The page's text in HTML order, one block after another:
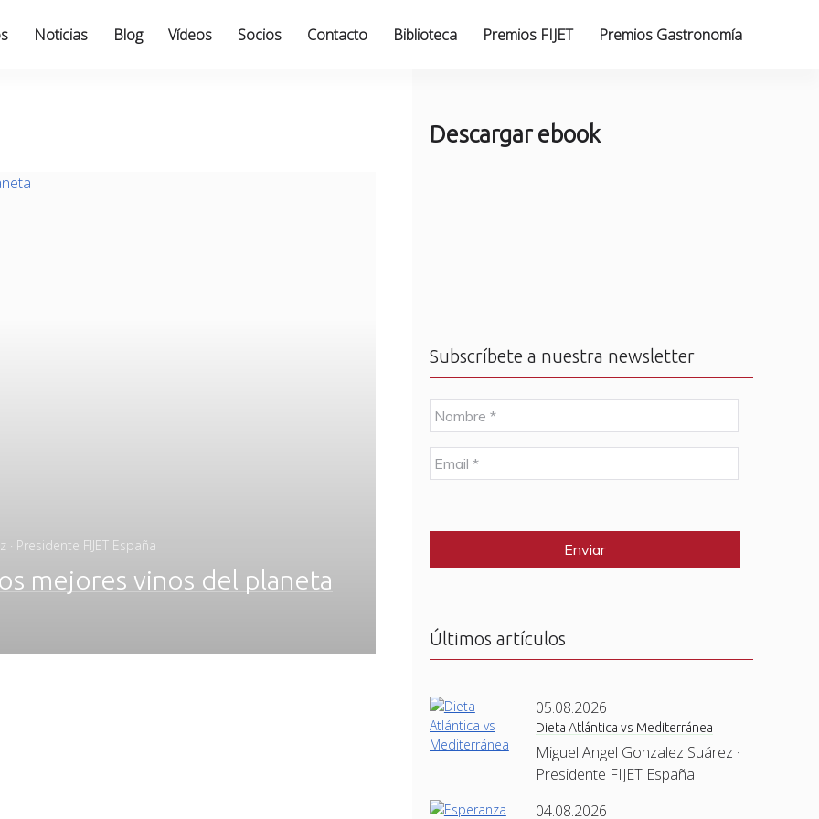
Noticias Blog Vídeos Socios Contacto Biblioteca Premios FIJET Premios Gastronomía
Presidente FIJET España
mejores vinos del planeta
Descargar ebook
Subscríbete a nuestra newsletter
N
o
m
b
r
E
m
l
Últimos artículos
05.08.2026
Dieta Atlántica vs Mediterránea
Miguel Angel Gonzalez Suárez ·
Presidente FIJET España
04.08.2026